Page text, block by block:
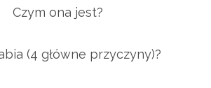
Czym ona jest?
(4 główne przyczyny)?